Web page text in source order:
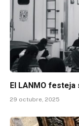
El LANMO
29 octubre, 2025